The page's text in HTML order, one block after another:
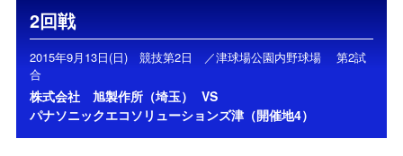
2回戦
2015年9月13日(日) 競技第2日 ／津球場公園内野球場 第2試
合
株式会社 旭製作所（埼玉）
VS
パナソニックエコソリューションズ津（開催地4）